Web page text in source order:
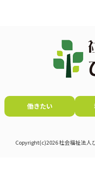
働きたい
Copyright(c)2026 社会福祉法